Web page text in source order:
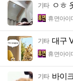
기타 ㅇㅎ
휴면아이
기타 대구
휴면아이
기타 바이